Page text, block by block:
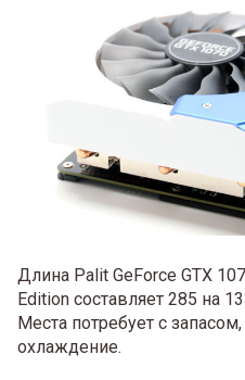
Длина Palit GeForce GTX
Edition составляет 285 на
Места потребует с
охлаждение.